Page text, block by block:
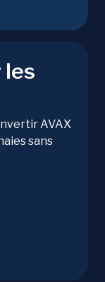
les
AVAX
sans